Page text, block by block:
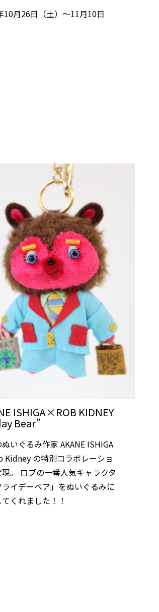
10月26日（土）～11月10日
ISHIGA×ROB KIDNEY
Bear”
いぐるみ作家 AKANE ISHIGA
Kidney の特別コラボレーショ
現。 ロブの一番人気キャラクタ
イデーベア」をぬいぐるみに
くれました！！